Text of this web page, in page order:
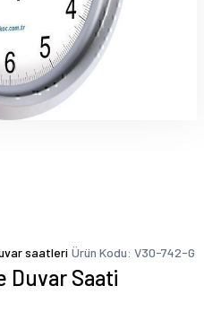
saatleri Ürün Kodu: V30-742-G
Duvar Saati